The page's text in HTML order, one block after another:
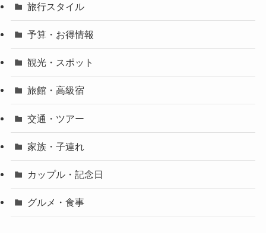
旅行スタイル
予算・お得情報
観光・スポット
旅館・高級宿
交通・ツアー
家族・子連れ
カップル・記念日
グルメ・食事